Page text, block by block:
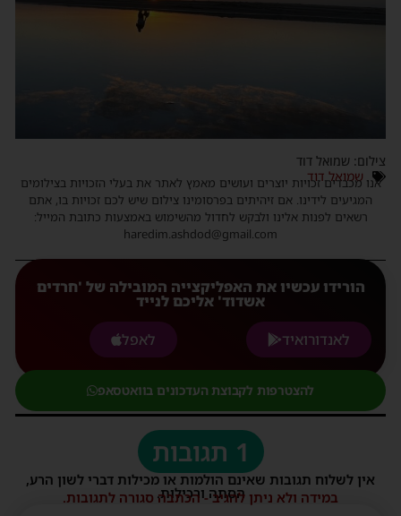
צילום: שמואל דוד
שמואל דוד
אנו מכבדים זכויות יוצרים ועושים מאמץ לאתר את בעלי הזכויות בצילומים
המגיעים לידינו. אם זיהיתים בפרסומינו צילום שיש לכם זכויות בו, אתם
רשאים לפנות אלינו ולבקש לחדול מהשימוש באמצעות כתובת המייל:
haredim.ashdod@gmail.com
הורידו עכשיו את האפליקצייה המובילה של 'חרדים
אשדוד' אליכם לנייד
לאנדורואיד
לאפל
להצטרפות לקבוצת העדכונים בוואטסאפ
1 תגובות
אין לשלוח תגובות שאינם הולמות או מכילות דברי לשון הרע,
הסתה ורכילות.
במידה ולא ניתן להגיב - הכתבה סגורה לתגובות.